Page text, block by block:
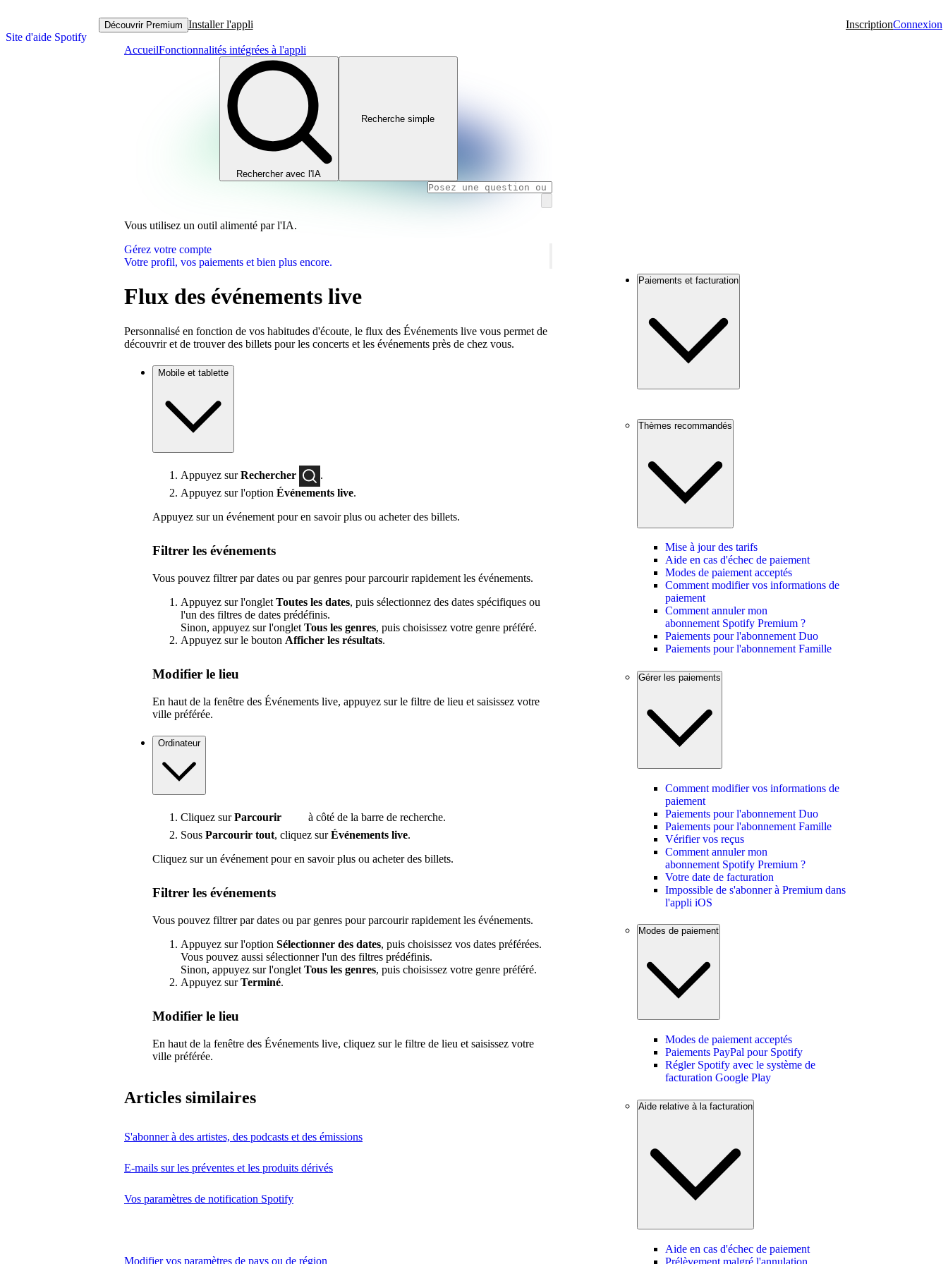
Site d'aide Spotify
Découvrir Premium Installer l'appli InscriptionConnexion
AccueilFonctionnalités intégrées à l'appli
Rechercher avec l'IA
Recherche simple
Vous utilisez un outil alimenté par l'IA.
Gérez votre compte
Votre profil, vos paiements et bien plus encore.
Flux des événements live
Personnalisé en fonction de vos habitudes d'écoute, le flux des Événements live vous permet de
découvrir et de trouver des billets pour les concerts et les événements près de chez vous.
Mobile et tablette
Appuyez surRechercher
.
Appuyez sur l'option Événements live.
Appuyez sur un événement pour en savoir plus ou acheter des billets.
Filtrer les événements
Vous pouvez filtrer par dates ou par genres pour parcourir rapidement les événements.
Appuyez sur l'onglet Toutes les dates, puis sélectionnez des dates spécifiques ou
l'un des filtres de dates prédéfinis.
Sinon, appuyez sur l'onglet Tous les genres, puis choisissez votre genre préféré.
Appuyez sur le bouton Afficher les résultats.
Modifier le lieu
En haut de la fenêtre des Événements live, appuyez sur le filtre de lieu et saisissez votre
ville préférée.
Ordinateur
Cliquez surParcourir
à côté de la barre de recherche.
Sous Parcourir tout, cliquez surÉvénements live.
Cliquez sur un événement pour en savoir plus ou acheter des billets.
Filtrer les événements
Vous pouvez filtrer par dates ou par genres pour parcourir rapidement les événements.
Appuyez sur l'option Sélectionner des dates, puis choisissez vos dates préférées.
Vous pouvez aussi sélectionner l'un des filtres prédéfinis.
Sinon, appuyez sur l'onglet Tous les genres, puis choisissez votre genre préféré.
Appuyez surTerminé.
Modifier le lieu
En haut de la fenêtre des Événements live, cliquez sur le filtre de lieu et saisissez votre
ville préférée.
Articles similaires
S'abonner à des artistes, des podcasts et des émissions
E-mails sur les préventes et les produits dérivés
Vos paramètres de notification Spotify
Modifier vos paramètres de pays ou de région
Paiements et facturation
Thèmes recommandés
Mise à jour des tarifs
Aide en cas d'échec de paiement
Modes de paiement acceptés
Comment modifier vos informations de
paiement
Comment annuler mon
abonnement Spotify Premium ?
Paiements pour l'abonnement Duo
Paiements pour l'abonnement Famille
Gérer les paiements
Comment modifier vos informations de
paiement
Paiements pour l'abonnement Duo
Paiements pour l'abonnement Famille
Vérifier vos reçus
Comment annuler mon
abonnement Spotify Premium ?
Votre date de facturation
Impossible de s'abonner à Premium dans
l'appli iOS
Modes de paiement
Modes de paiement acceptés
Paiements PayPal pour Spotify
Régler Spotify avec le système de
facturation Google Play
Aide relative à la facturation
Aide en cas d'échec de paiement
Prélèvement malgré l'annulation